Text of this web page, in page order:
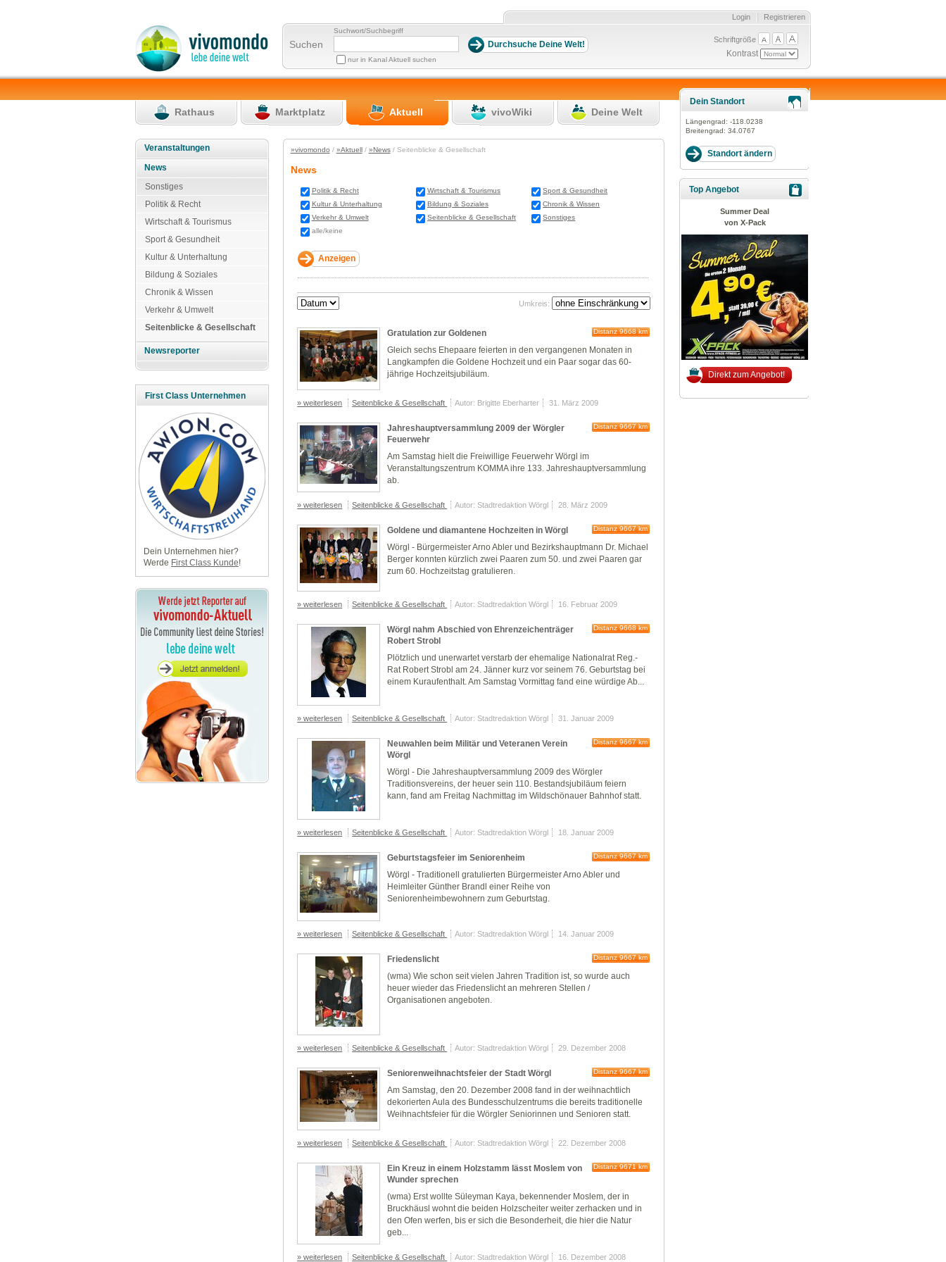
Registrieren
Login
Suchen
Suchwort/Suchbegriff
nur in Kanal Aktuell suchen
Schriftgröße
Kontrast
Rathaus Marktplatz Aktuell vivoWiki Deine Welt
Veranstaltungen
News
Sonstiges
Politik & Recht
Wirtschaft & Tourismus
Sport & Gesundheit
Kultur & Unterhaltung
Bildung & Soziales
Chronik & Wissen
Verkehr & Umwelt
Seitenblicke & Gesellschaft
Newsreporter
First Class Unternehmen
Dein Unternehmen hier?
Werde First Class Kunde!
»vivomondo / »Aktuell/ »News/ Seitenblicke & Gesellschaft
News
Politik & Recht Wirtschaft & Tourismus
Sport & Gesundheit
Kultur & Unterhaltung
Bildung & Soziales
Chronik & Wissen
Verkehr & Umwelt
Seitenblicke & Gesellschaft
Sonstiges
alle/keine
Umkreis:
Gratulation zur Goldenen Distanz 9668 km
Gleich sechs Ehepaare feierten in den vergangenen Monaten in
Langkampfen die Goldene Hochzeit und ein Paar sogar das 60-
jährige Hochzeitsjubiläum.
» weiterlesen Seitenblicke & Gesellschaft Autor: Brigitte Eberharter 31. März 2009
Jahreshauptversammlung 2009 der Wörgler
Feuerwehr
Distanz 9667 km
Am Samstag hielt die Freiwillige Feuerwehr Wörgl im
Veranstaltungszentrum KOMMA ihre 133. Jahreshauptversammlung
ab.
» weiterlesen Seitenblicke & Gesellschaft Autor: Stadtredaktion Wörgl 28. März 2009
Goldene und diamantene Hochzeiten in Wörgl Distanz 9667 km
Wörgl - Bürgermeister Arno Abler und Bezirkshauptmann Dr. Michael
Berger konnten kürzlich zwei Paaren zum 50. und zwei Paaren gar
zum 60. Hochzeitstag gratulieren.
» weiterlesen Seitenblicke & Gesellschaft Autor: Stadtredaktion Wörgl 16. Februar 2009
Wörgl nahm Abschied von Ehrenzeichenträger
Robert Strobl
Distanz 9668 km
Plötzlich und unerwartet verstarb der ehemalige Nationalrat Reg.-
Rat Robert Strobl am 24. Jänner kurz vor seinem 76. Geburtstag bei
einem Kuraufenthalt. Am Samstag Vormittag fand eine würdige Ab...
» weiterlesen Seitenblicke & Gesellschaft Autor: Stadtredaktion Wörgl 31. Januar 2009
Neuwahlen beim Militär und Veteranen Verein
Wörgl
Distanz 9667 km
Wörgl - Die Jahreshauptversammlung 2009 des Wörgler
Traditionsvereins, der heuer sein 110. Bestandsjubiläum feiern
kann, fand am Freitag Nachmittag im Wildschönauer Bahnhof statt.
» weiterlesen Seitenblicke & Gesellschaft Autor: Stadtredaktion Wörgl 18. Januar 2009
Geburtstagsfeier im Seniorenheim Distanz 9667 km
Wörgl - Traditionell gratulierten Bürgermeister Arno Abler und
Heimleiter Günther Brandl einer Reihe von
Seniorenheimbewohnern zum Geburtstag.
» weiterlesen Seitenblicke & Gesellschaft Autor: Stadtredaktion Wörgl 14. Januar 2009
Friedenslicht Distanz 9667 km
(wma) Wie schon seit vielen Jahren Tradition ist, so wurde auch
heuer wieder das Friedenslicht an mehreren Stellen /
Organisationen angeboten.
» weiterlesen Seitenblicke & Gesellschaft Autor: Stadtredaktion Wörgl 29. Dezember 2008
Seniorenweihnachtsfeier der Stadt Wörgl Distanz 9667 km
Am Samstag, den 20. Dezember 2008 fand in der weihnachtlich
dekorierten Aula des Bundesschulzentrums die bereits traditionelle
Weihnachtsfeier für die Wörgler Seniorinnen und Senioren statt.
» weiterlesen Seitenblicke & Gesellschaft Autor: Stadtredaktion Wörgl 22. Dezember 2008
Ein Kreuz in einem Holzstamm lässt Moslem von
Wunder sprechen
Distanz 9671 km
(wma) Erst wollte Süleyman Kaya, bekennender Moslem, der in
Bruckhäusl wohnt die beiden Holzscheiter weiter zerhacken und in
den Ofen werfen, bis er sich die Besonderheit, die hier die Natur
geb...
» weiterlesen Seitenblicke & Gesellschaft Autor: Stadtredaktion Wörgl 16. Dezember 2008
Dein Standort
Längengrad: -118.0238
Breitengrad: 34.0767
Top Angebot
Summer Deal
von X-Pack
Direkt zum Angebot!